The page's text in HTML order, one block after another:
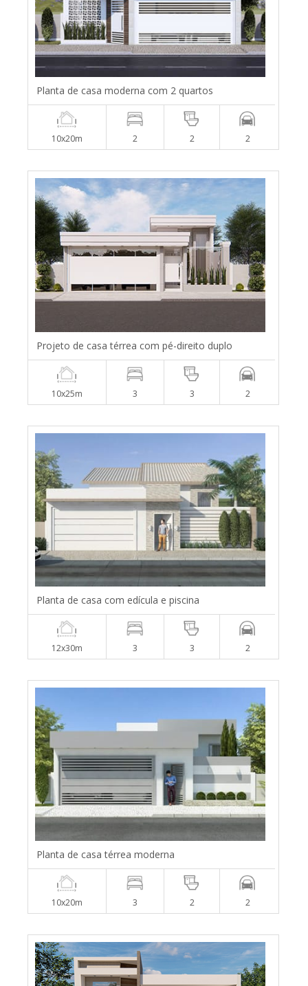
Planta de casa moderna com 2 quartos
10x20m 2 2 2
Projeto de casa térrea com pé-direito duplo
10x25m 3 3 2
Planta de casa com edícula e piscina
12x30m 3 3 2
Planta de casa térrea moderna
10x20m 3 2 2